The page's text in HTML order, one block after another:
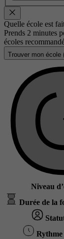
Quelle école est
Prends 2 minutes
écoles
Trouver mon école
Niveau
Durée de la